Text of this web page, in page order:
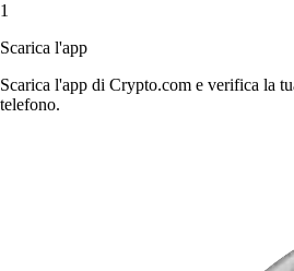
1
Scarica l'app
Scarica l'app di Crypto.com e verifica la
telefono.